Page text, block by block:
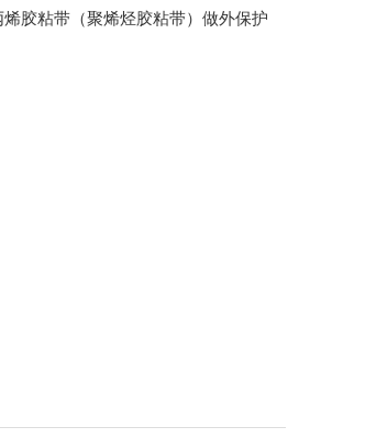
胶粘带（聚烯烃胶粘带）做外保护